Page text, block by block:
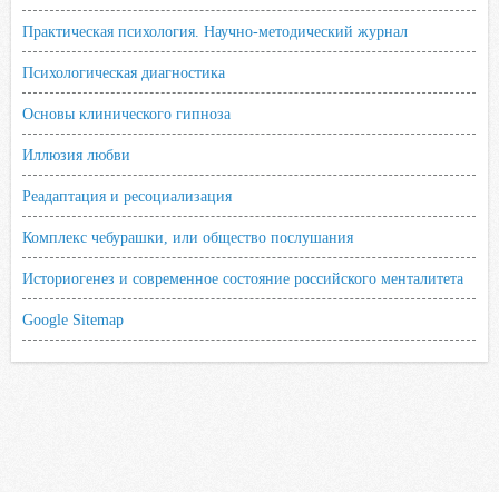
Практическая психология. Научно-методический журнал
Психологическая диагностика
Основы клинического гипноза
Иллюзия любви
Реадаптация и ресоциализация
Комплекс чебурашки, или общество послушания
Историогенез и современное состояние российского менталитета
Google Sitemap